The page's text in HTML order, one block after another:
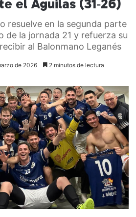
el Águilas (31‑26)
resuelve en la segunda parte
de la jornada 21 y refuerza su
al Balonmano Leganés
de 2026 2 minutos de lectura